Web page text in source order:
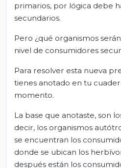
primarios, por lógica debe
secundarios.
Pero ¿qué organismos
nivel de consumidores
Para resolver esta nueva
tienes anotado en tu
momento.
La base que anotaste, son
decir, los organismos
se encuentran los
donde se ubican los
después están los